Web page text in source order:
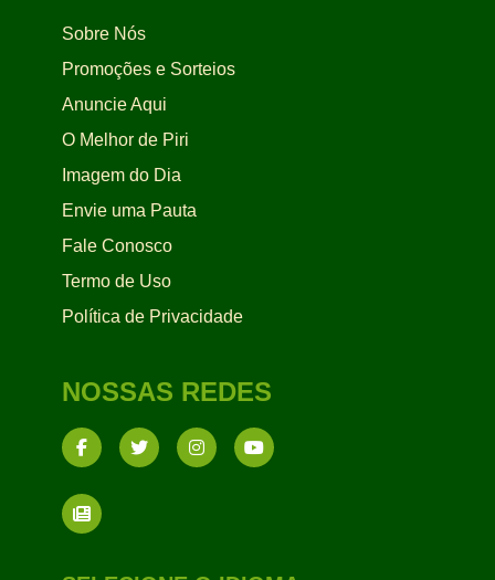
Sobre Nós
Promoções e Sorteios
Anuncie Aqui
O Melhor de Piri
Imagem do Dia
Envie uma Pauta
Fale Conosco
Termo de Uso
Política de Privacidade
NOSSAS REDES